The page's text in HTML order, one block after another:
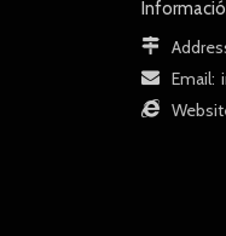
Email: